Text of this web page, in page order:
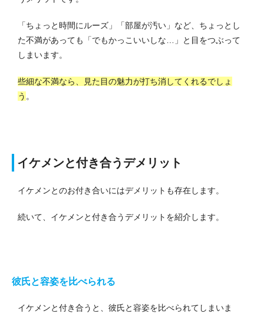
「ちょっと時間にルーズ」「部屋が汚い」など、ちょっとし
た不満があっても「でもかっこいいしな…」と目をつぶって
しまいます。
些細な不満なら、見た目の魅力が打ち消してくれるでしょ
う 。
イケメンと付き合うデメリット
イケメンとのお付き合いにはデメリットも存在します。
続いて、イケメンと付き合うデメリットを紹介します。
彼氏と容姿を比べられる
イケメンと付き合うと、彼氏と容姿を比べられてしまいま